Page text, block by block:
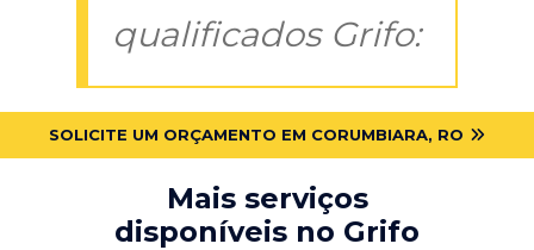
qualificados Grifo:
SOLICITE UM ORÇAMENTO EM CORUMBIARA, RO
Mais serviços
disponíveis no Grifo